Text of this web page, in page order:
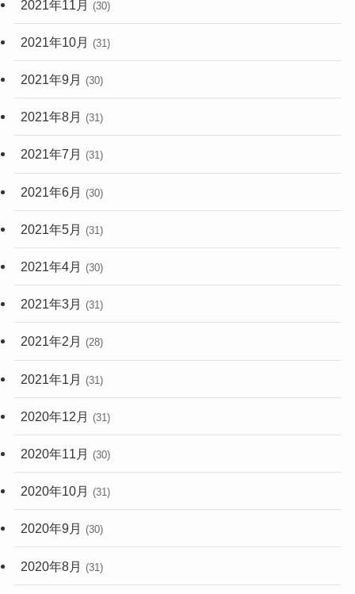
2021年11月 (30)
2021年10月 (31)
2021年9月 (30)
2021年8月 (31)
2021年7月 (31)
2021年6月 (30)
2021年5月 (31)
2021年4月 (30)
2021年3月 (31)
2021年2月 (28)
2021年1月 (31)
2020年12月 (31)
2020年11月 (30)
2020年10月 (31)
2020年9月 (30)
2020年8月 (31)